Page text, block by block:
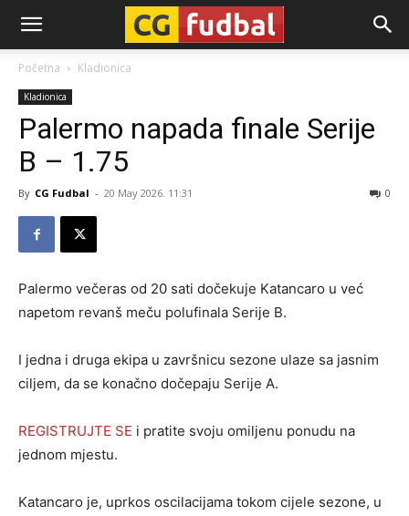
CG-
Fudbal
Početna Kladionica
Kladionica
Palermo napada finale Serije
B – 1.75
By CG Fudbal - 20 May 2026. 11:31 0
Palermo večeras od 20 sati dočekuje Katancaro u već
napetom revanš meču polufinala Serije B.
I jedna i druga ekipa u završnicu sezone ulaze sa jasnim
ciljem, da se konačno dočepaju Serije A.
REGISTRUJTE SE i pratite svoju omiljenu ponudu na
jednom mjestu.
Katancaro je, uprkos oscilacijama tokom cijele sezone, u